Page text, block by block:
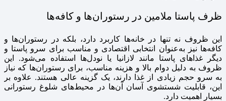
ظرف پاستا ملامین در رستوران‌ها و کافه‌ها
این ظروف نه تنها در خانه‌ها کاربرد دارد، بلکه در رستوران‌ها و
کافه‌ها نیز به‌عنوان انتخابی اقتصادی و مناسب برای سرو پاستا و
دیگر غذاهای پاستا مانند لازانیا یا نودل‌ها استفاده می‌شود. این
ظروف به دلیل دوام بالا و هزینه مناسب، برای رستوران‌ها که نیاز
به سرو حجم زیادی از غذا دارند، یک گزینه عالی هستند. علاوه بر
این، قابلیت شستشوی آسان آن‌ها در محیط‌های شلوغ رستورانی
بسیار اهمیت دارد.